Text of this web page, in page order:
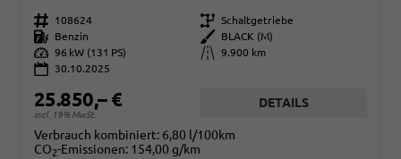
Fahrzeugnr. 108624 Getriebe Schaltgetriebe
Kraftstoff
Benzin Außenfarbe
BLACK (M)
Leistung 96 kW (131 PS) Kilometerstand
9.900 km
30.10.2025
25.850,– €
incl. 19% MwSt.
DETAILS
Verbrauch kombiniert: 6,80 l/100km
CO2-Emissionen: 154,00 g/km